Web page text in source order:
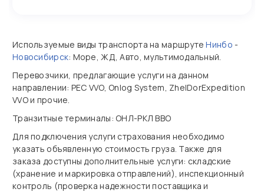
Используемые виды транспорта на маршрутеНинбо -
Новосибирск: Море, ЖД, Авто, мультимодальный.
Перевозчики, предлагающие услуги на данном
направлении: PEC VVO, Onlog System, ZhelDorExpedition
VVO и прочие.
Транзитные терминалы: ОНЛ-РКЛ ВВО
Для подключения услуги страхования необходимо
указать объявленную стоимость груза. Также для
заказа доступны дополнительные услуги: складские
(хранение и маркировка отправлений), инспекционный
контроль (проверка надежности поставщика и